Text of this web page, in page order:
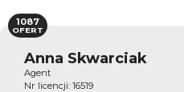
Anna Skwarciak
Agent
Nr licencji: 16519
1087
OFERT